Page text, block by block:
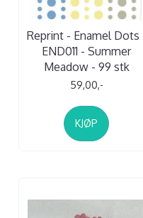
Reprint - Enamel Dots
END011 - Summer
Meadow - 99 stk
59,00,-
KJØP